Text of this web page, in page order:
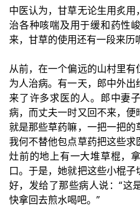
中医认为，甘草无论生用炙用
治各种咳喘及用于缓和药性
来，甘草的使用还有一段来历
从前，在一个偏远的山村里
为人治病。有一天，郎中外
来了许多求医的人。郎中妻
病，而丈夫一时又回不来，
就是那些草药嘛，一把一把的
我何不替他包点草药把这些
灶前的地上有一大堆草棍，
口。于是，她就把这些小棍
好，发给了那些病人说：“这
快拿回去煎水喝吧。”